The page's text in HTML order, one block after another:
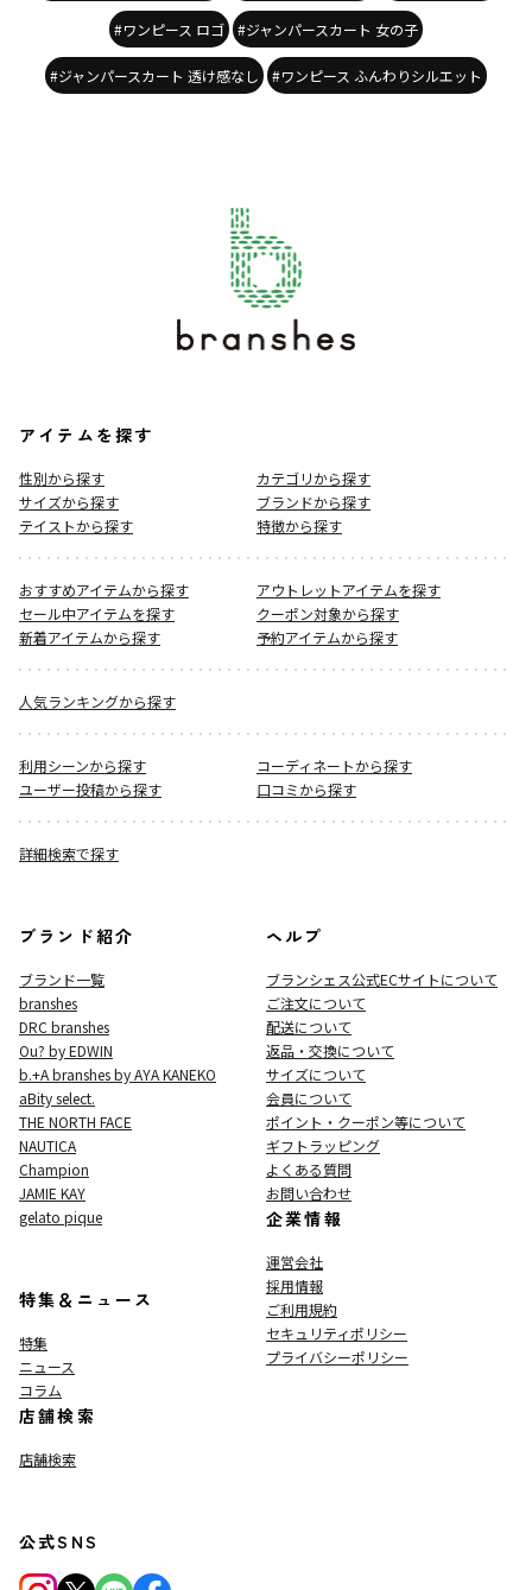
#ワンピース ロゴ #ジャンパースカート 女の子
#ジャンパースカート 透け感なし #ワンピース ふんわりシルエット
アイテムを探す
性別から探す
カテゴリから探す
サイズから探す
ブランドから探す
テイストから探す
特徴から探す
おすすめアイテムから探す
アウトレットアイテムを探す
セール中アイテムを探す
クーポン対象から探す
新着アイテムから探す
予約アイテムから探す
人気ランキングから探す
利用シーンから探す
コーディネートから探す
ユーザー投稿から探す
口コミから探す
詳細検索で探す
ブランド紹介
ブランド一覧
branshes
DRC branshes
Ou? by EDWIN
b.+A branshes by AYA KANEKO
aBity select.
THE NORTH FACE
NAUTICA
Champion
JAMIE KAY
gelato pique
特集＆ニュース
特集
ニュース
コラム
店舗検索
店舗検索
ヘルプ
ブランシェス公式ECサイトについて
ご注文について
配送について
返品・交換について
サイズについて
会員について
ポイント・クーポン等について
ギフトラッピング
よくある質問
お問い合わせ
企業情報
運営会社
採用情報
ご利用規約
セキュリティポリシー
プライバシーポリシー
公式SNS